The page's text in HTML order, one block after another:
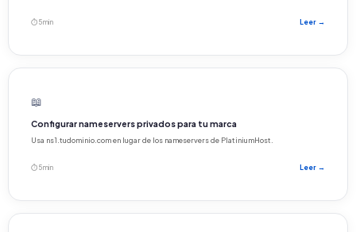
⏱ 5 min Leer →
📖
Configurar nameservers privados para tu marca
Usa ns1.tudominio.com en lugar de los nameservers de PlatiniumHost.
⏱ 5 min Leer →